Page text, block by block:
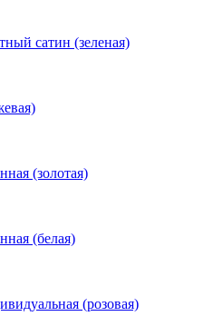
сатин (зеленая)
(золотая)
(белая)
(розовая)